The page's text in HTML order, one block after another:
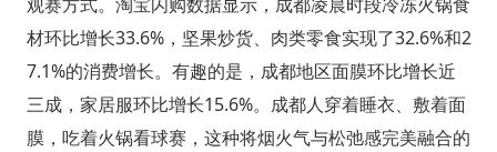
观赛方式。淘宝闪购数据显示，成都凌晨时段冷冻火锅食
材环比增长33.6%，坚果炒货、肉类零食实现了32.6%和2
7.1%的消费增长。有趣的是，成都地区面膜环比增长近
三成，家居服环比增长15.6%。成都人穿着睡衣、敷着面
膜，吃着火锅看球赛，这种将烟火气与松弛感完美融合的